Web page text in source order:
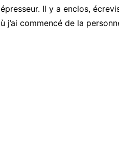
Il y a enclos,
commencé de la